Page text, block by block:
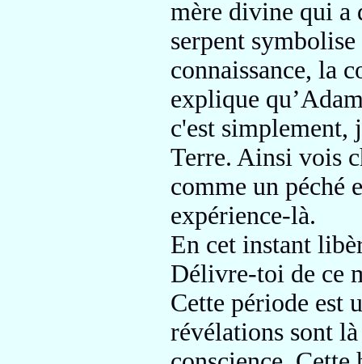
mère divine qui a
serpent symbolise
connaissance, la
explique
c'est simplement,
Terre. Ainsi vois
comme un péché
expérience-là.
En cet instant
Délivre-toi de ce
Cette période est
révélations sont